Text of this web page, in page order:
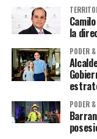
la
PODER
PODER